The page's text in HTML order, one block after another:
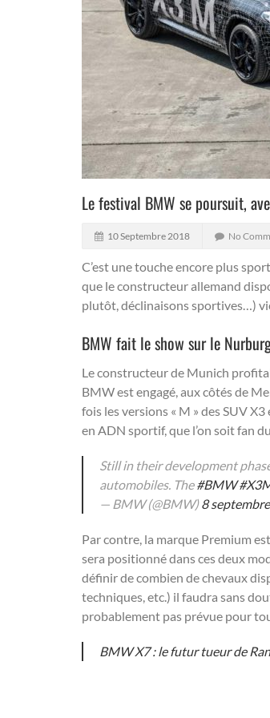
Le festival BMW se poursuit,
10 Septembre 2018 No
C’est une touche encore plus
que le constructeur allemand
plutôt, déclinaisons sportives…)
BMW fait le show sur le
Le constructeur de Munich
BMW est engagé, aux côtés de
fois les versions « M » des SUV
en ADN sportif, que l’on soit fan
Still in their development
automobiles. The#BMW
— BMW (@BMW)8
Par contre, la marque Premium
sera positionné dans ces deux
définir de combien de chevaux
techniques, etc.) il faudra sans
probablement pas prévue pour
BMW X7 : le futur tueur de